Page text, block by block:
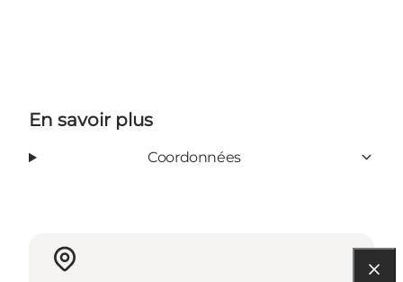
En savoir plus
Coordonnées